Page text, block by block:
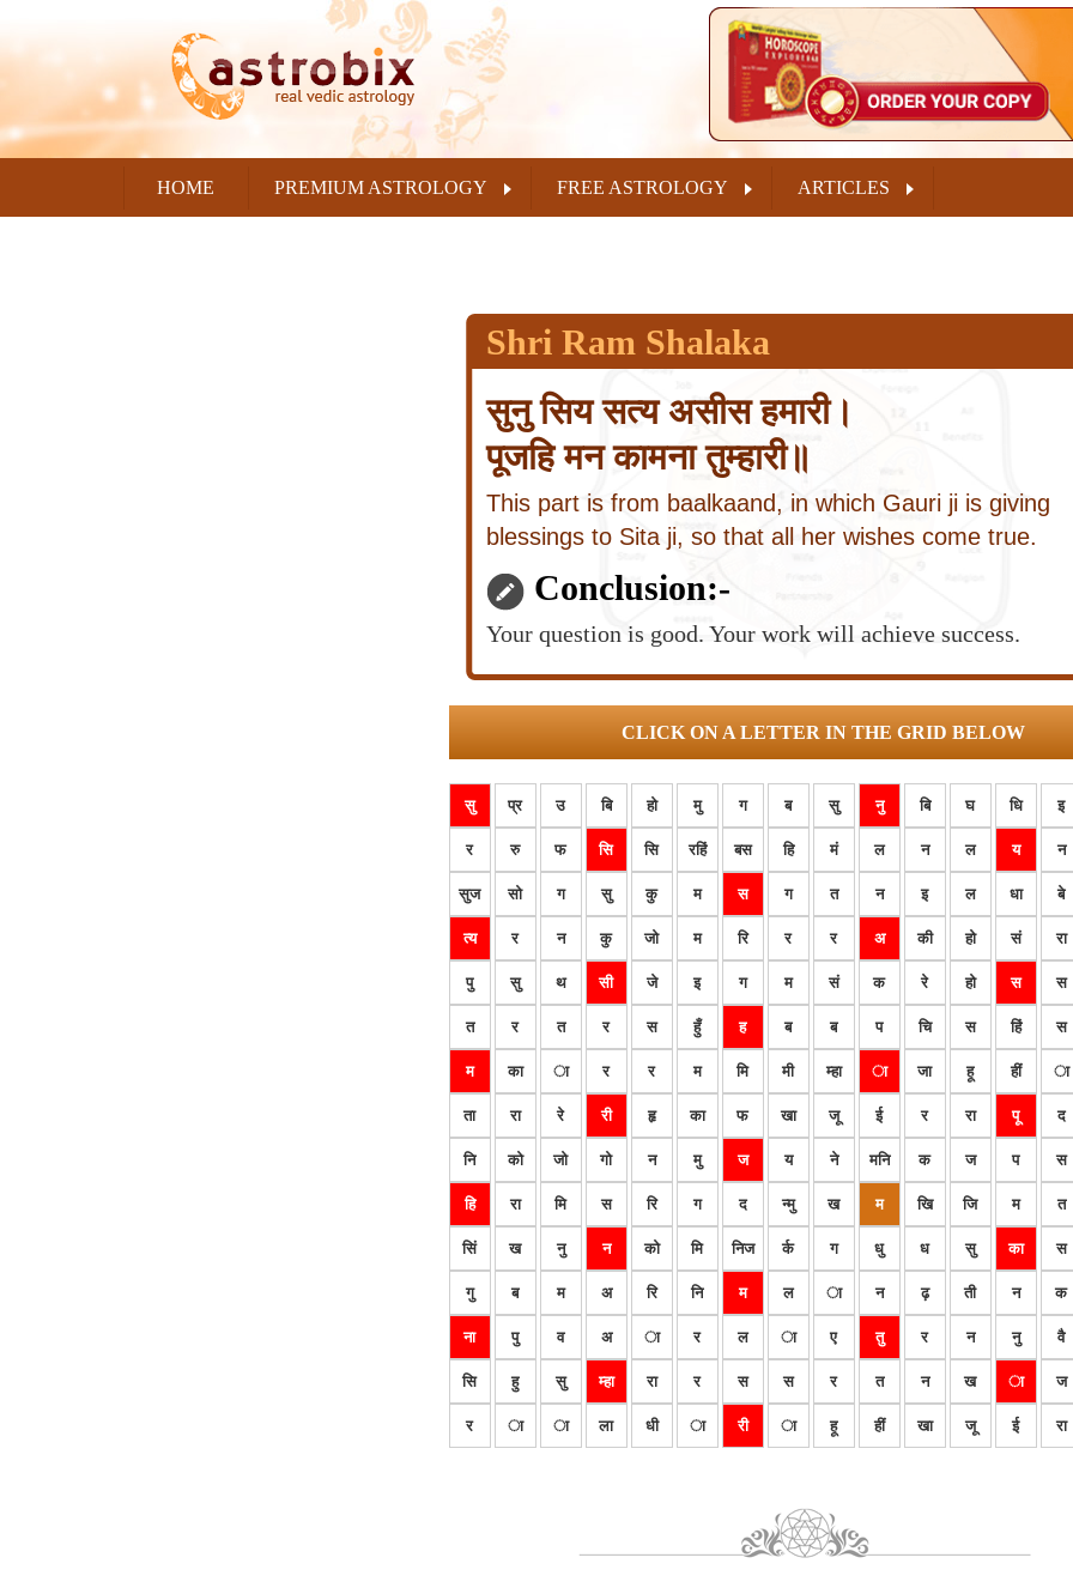
HOME PREMIUM ASTROLOGY FREE ASTROLOGY ARTICLES
Shri Ram Shalaka
सुनु सिय सत्य असीस हमारी।
पूजहि मन कामना तुम्हारी॥
This part is from baalkaand, in which Gauri ji is giving
blessings to Sita ji, so that all her wishes come true.
Conclusion:-
Your question is good. Your work will achieve success.
CLICK ON A LETTER IN THE GRID BELOW
सु प्र उ बि हो मु ग ब सु नु बि घ धि इ
र रु फ सि सि रहिं बस हि मं ल न ल य न
सुज सो ग सु कु म स ग त न इ ल धा बे
त्य र न कु जो म रि र र अ की हो सं रा
पु सु थ सी जे इ ग म सं क रे हो स स
त र त र स हुँ ह ब ब प चि स हिं स
म का ा र र म मि मी म्हा ा जा हू हीं ा
ता रा रे री हृ का फ खा जू ई र रा पू द
नि को जो गो न मु ज य ने मनि क ज प स
हि रा मि स रि ग द न्मु ख म खि जि म त
सिं ख नु न को मि निज र्क ग धु ध सु का स
गु ब म अ रि नि म ल ा न ढ़ ती न क
ना पु व अ ा र ल ा ए तु र न नु वै
सि हु सु म्हा रा र स स र त न ख ा ज
र ा ा ला धी ा री ा हू हीं खा जू ई रा